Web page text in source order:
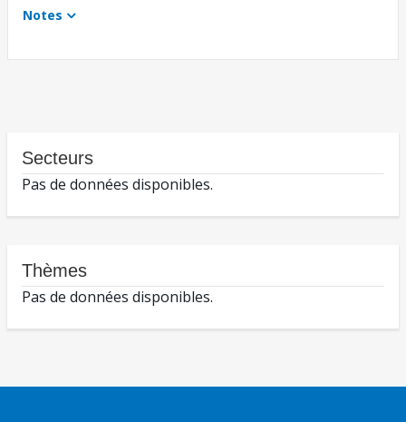
Notes
Secteurs
Pas de données disponibles.
Thèmes
Pas de données disponibles.